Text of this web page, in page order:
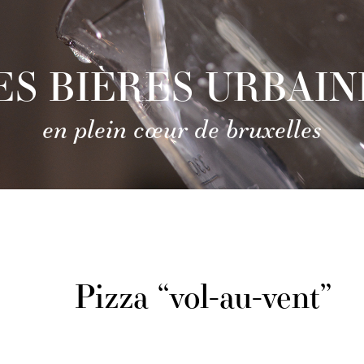
BIÈRES
en plein cœur de bruxelles
Pizza “vol-au-vent”